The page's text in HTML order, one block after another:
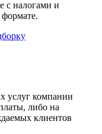
с налогами и
услуг компании
либо на
клиентов